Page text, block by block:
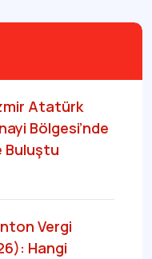
Atatürk
Bölgesi’nde
Buluştu
Vergi
Hangi